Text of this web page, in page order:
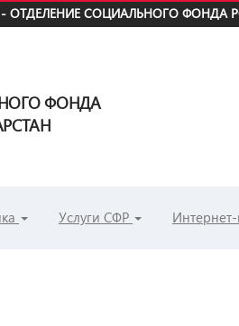
ОТДЕЛЕНИЕ СОЦИАЛЬНОГО ФОНДА
ФОНДА
Услуги СФР